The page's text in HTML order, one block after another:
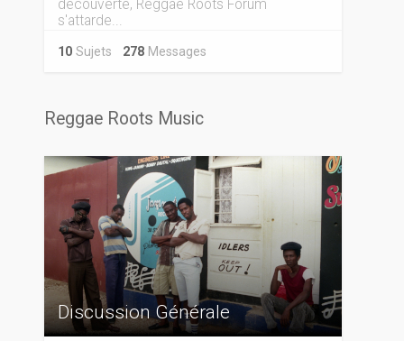
découverte, Reggae Roots Forum
s'attarde...
10Sujets 278Messages
Reggae Roots Music
Discussion Générale